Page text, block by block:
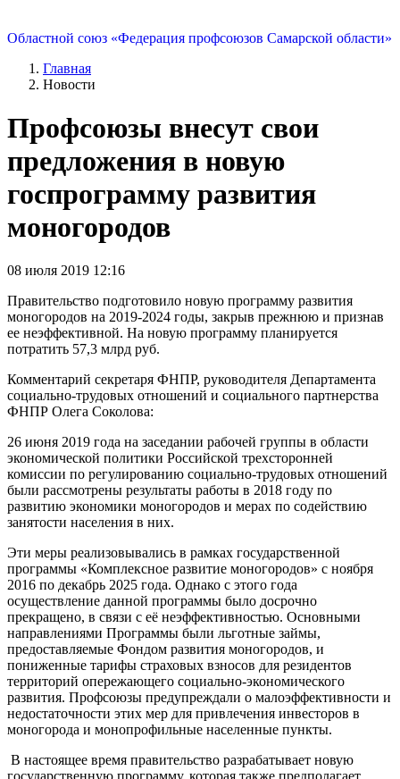
Областной союз «Федерация профсоюзов Самарской области»
Главная
Новости
Профсоюзы внесут свои
предложения в новую
госпрограмму развития
моногородов
08 июля 2019 12:16
Правительство подготовило новую программу развития
моногородов на 2019-2024 годы, закрыв прежнюю и признав
ее неэффективной. На новую программу планируется
потратить 57,3 млрд руб.
Комментарий секретаря ФНПР, руководителя Департамента
социально-трудовых отношений и социального партнерства
ФНПР Олега Соколова:
26 июня 2019 года на заседании рабочей группы в области
экономической политики Российской трехсторонней
комиссии по регулированию социально-трудовых отношений
были рассмотрены результаты работы в 2018 году по
развитию экономики моногородов и мерах по содействию
занятости населения в них.
Эти меры реализовывались в рамках государственной
программы «Комплексное развитие моногородов» с ноября
2016 по декабрь 2025 года. Однако с этого года
осуществление данной программы было досрочно
прекращено, в связи с её неэффективностью. Основными
направлениями Программы были льготные займы,
предоставляемые Фондом развития моногородов, и
пониженные тарифы страховых взносов для резидентов
территорий опережающего социально-экономического
развития. Профсоюзы предупреждали о малоэффективности и
недостаточности этих мер для привлечения инвесторов в
моногорода и монопрофильные населенные пункты.
В настоящее время правительство разрабатывает новую